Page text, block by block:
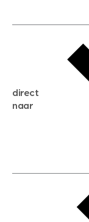
gratis
huis verkopen
huis kopen
verkoopadvies
direct
naar
hypotheek